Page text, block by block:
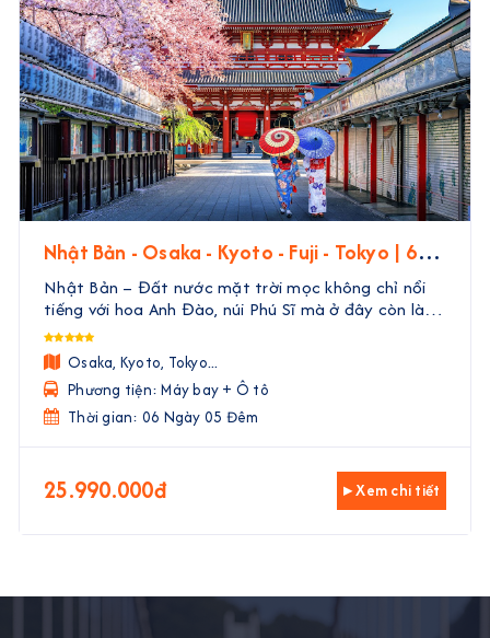
Nhật Bản - Osaka - Kyoto - Fuji - Tokyo | 6
Ngày 5 Đêm
Nhật Bản – Đất nước mặt trời mọc không chỉ nổi
tiếng với hoa Anh Đào, núi Phú Sĩ mà ở đây còn là
một nền văn hóa đặc sắc, đa dạng có lịch sử hàng
ngàn năm. Con người Nhật bản nổi tiếng với tinh
thần ...
Osaka, Kyoto, Tokyo...
Phương tiện: Máy bay + Ô tô
Thời gian: 06 Ngày 05 Đêm
25.990.000đ ▸ Xem chi tiết